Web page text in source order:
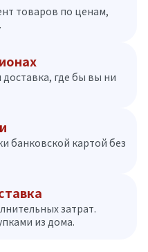
товаров по ценам,
где бы вы ни
банковской картой без
затрат.
из дома.